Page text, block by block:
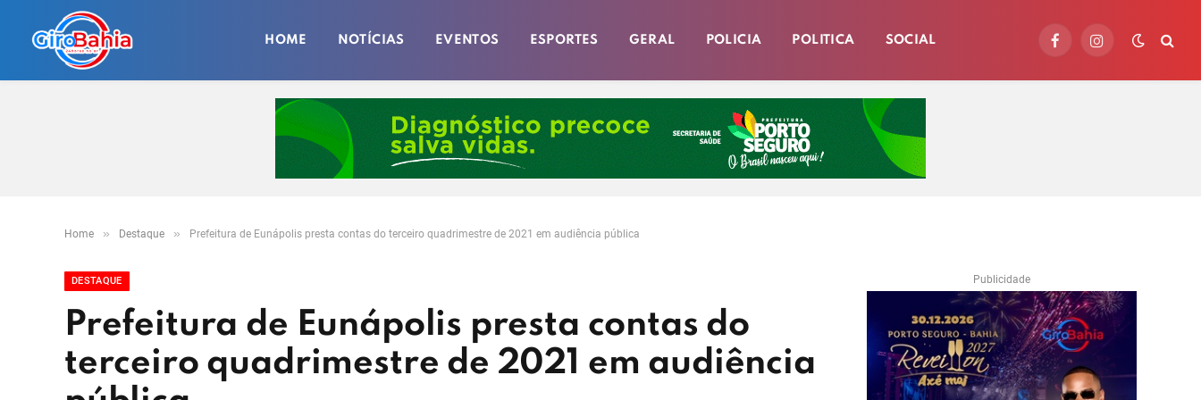
HOME NOTÍCIAS EVENTOS ESPORTES GERAL POLICIA POLITICA SOCIAL
FacebookInstagram
Home » Destaque » Prefeitura de Eunápolis presta contas do terceiro quadrimestre de 2021 em audiência pública
DESTAQUE
Prefeitura de Eunápolis presta contas do
terceiro quadrimestre de 2021 em audiência
Publicidade